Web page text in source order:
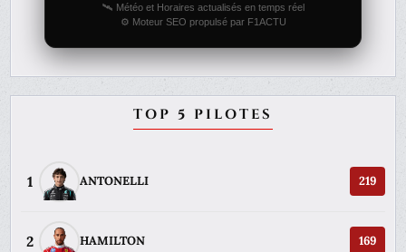
🛰️ Météo et Horaires actualisés en temps réel
⚙️ Moteur SEO propulsé par F1ACTU
TOP 5 PILOTES
1 ANTONELLI 219
2 HAMILTON 169